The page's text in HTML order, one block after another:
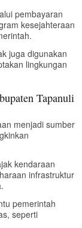
pembayaran
kesejahteraan
juga digunakan
lingkungan
Tapanuli
menjadi sumber
kendaraan
infrastruktur
pemerintah
seperti